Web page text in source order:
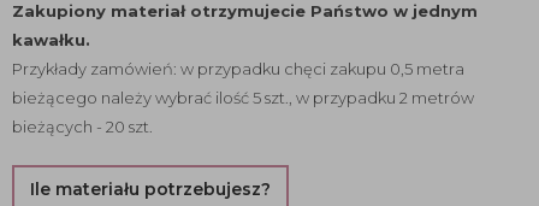
Zakupiony materiał otrzymujecie Państwo w jednym
kawałku.
Przykłady zamówień: w przypadku chęci zakupu 0,5 metra
bieżącego należy wybrać ilość 5 szt., w przypadku 2 metrów
bieżących - 20 szt.
Ile materiału potrzebujesz?